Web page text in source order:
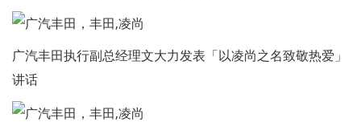
广汽丰田执行副总经理文大力发表「以凌尚之名致敬热爱」
讲话